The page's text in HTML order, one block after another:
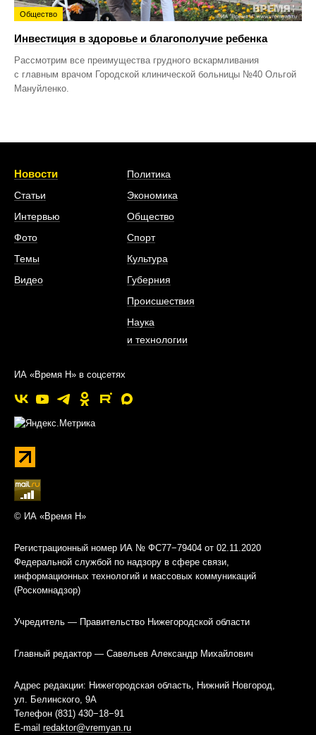
Общество
Инвестиция в здоровье и благополучие ребенка
Рассмотрим все преимущества грудного вскармливания
с главным врачом Городской клинической больницы №40 Ольгой
Мануйленко.
Новости
Статьи
Интервью
Фото
Темы
Видео
Политика
Экономика
Общество
Спорт
Культура
Губерния
Происшествия
Наука
и технологии
ИА «Время Н» в соцсетях
© ИА «Время Н»
Регистрационный номер ИА № ФС77−79404 от 02.11.2020
Федеральной службой по надзору в сфере связи,
информационных технологий и массовых коммуникаций
(Роскомнадзор)
Учредитель — Правительство Нижегородской области
Главный редактор — Савельев Александр Михайлович
Адрес редакции: Нижегородская область, Нижний Новгород,
ул. Белинского, 9А
Телефон (831) 430−18−91
E-mail redaktor@vremyan.ru